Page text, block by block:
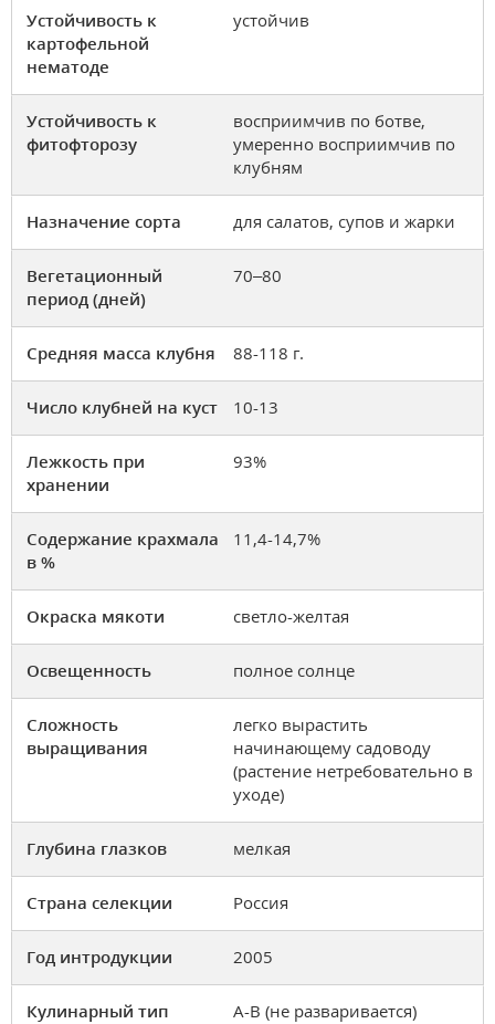
Устойчивость к
картофельной
нематоде
устойчив
Устойчивость к
фитофторозу
восприимчив по ботве,
умеренно восприимчив по
клубням
Назначение сорта для салатов, супов и жарки
Вегетационный
период (дней)
70–80
Средняя масса клубня 88-118 г.
Число клубней на куст 10-13
Лежкость при
хранении
93%
Содержание крахмала
в %
11,4-14,7%
Окраска мякоти светло-желтая
Освещенность полное солнце
Сложность
выращивания
легко вырастить
начинающему садоводу
(растение нетребовательно в
уходе)
Глубина глазков мелкая
Страна селекции Россия
Год интродукции 2005
Кулинарный тип A-B (не разваривается)